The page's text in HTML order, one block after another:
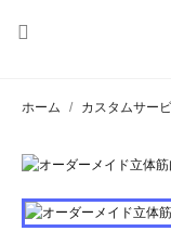

ホーム カスタムサー